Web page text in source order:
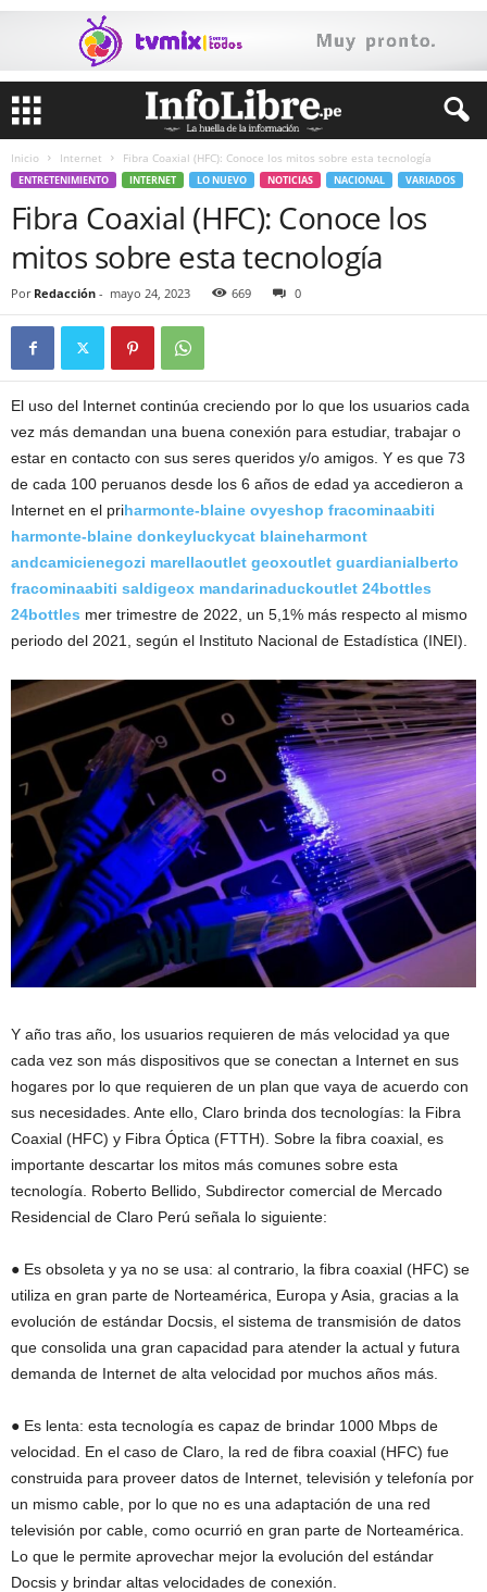
Inicio Internet Fibra Coaxial (HFC): Conoce los mitos sobre esta tecnología
ENTRETENIMIENTO INTERNET LO NUEVO NOTICIAS NACIONAL VARIADOS
Fibra Coaxial (HFC): Conoce los
mitos sobre esta tecnología
Por Redacción - mayo 24, 2023 669 0
El uso del Internet continúa creciendo por lo que los usuarios cada
vez más demandan una buena conexión para estudiar, trabajar o
estar en contacto con sus seres queridos y/o amigos. Y es que 73
de cada 100 peruanos desde los 6 años de edad ya accedieron a
Internet en el priharmonte-blaine ovyeshop fracominaabiti
harmonte-blaine donkeyluckycat blaineharmont
andcamicienegozi marellaoutlet geoxoutlet guardianialberto
fracominaabiti saldigeox mandarinaduckoutlet 24bottles
24bottles mer trimestre de 2022, un 5,1% más respecto al mismo
periodo del 2021, según el Instituto Nacional de Estadística (INEI).
Y año tras año, los usuarios requieren de más velocidad ya que
cada vez son más dispositivos que se conectan a Internet en sus
hogares por lo que requieren de un plan que vaya de acuerdo con
sus necesidades. Ante ello, Claro brinda dos tecnologías: la Fibra
Coaxial (HFC) y Fibra Óptica (FTTH). Sobre la fibra coaxial, es
importante descartar los mitos más comunes sobre esta
tecnología. Roberto Bellido, Subdirector comercial de Mercado
Residencial de Claro Perú señala lo siguiente:
● Es obsoleta y ya no se usa: al contrario, la fibra coaxial (HFC) se
utiliza en gran parte de Norteamérica, Europa y Asia, gracias a la
evolución de estándar Docsis, el sistema de transmisión de datos
que consolida una gran capacidad para atender la actual y futura
demanda de Internet de alta velocidad por muchos años más.
● Es lenta: esta tecnología es capaz de brindar 1000 Mbps de
velocidad. En el caso de Claro, la red de fibra coaxial (HFC) fue
construida para proveer datos de Internet, televisión y telefonía por
un mismo cable, por lo que no es una adaptación de una red
televisión por cable, como ocurrió en gran parte de Norteamérica.
Lo que le permite aprovechar mejor la evolución del estándar
Docsis y brindar altas velocidades de conexión.